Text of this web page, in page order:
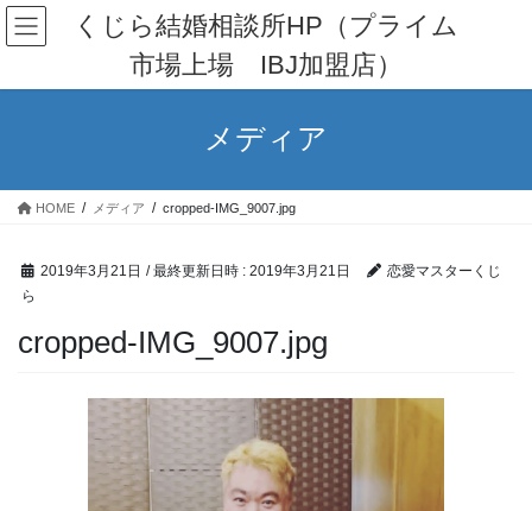
コ
ン
ン
ナ
ビ
ー
くじら結婚相談所HP（プライム
市場上場 IBJ加盟店）
メディア
HOME メディア cropped-IMG_9007.jpg
2019年3月21日 / 最終更新日時 : 2019年3月21日
恋愛マスターくじ
ら
cropped-IMG_9007.jpg